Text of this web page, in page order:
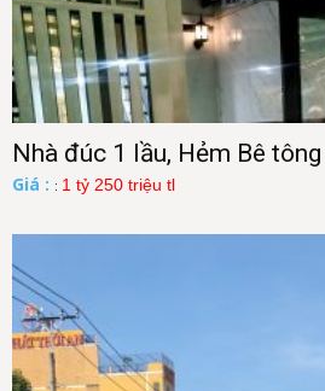
Nhà đúc 1 lầu, Hẻm Bê
Giá : : 1 tỷ 250 triệu tl